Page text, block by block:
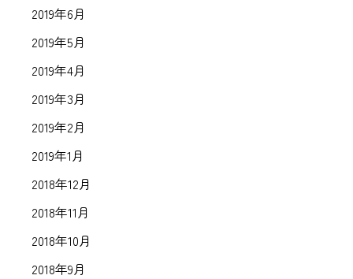
2019年6月
2019年5月
2019年4月
2019年3月
2019年2月
2019年1月
2018年12月
2018年11月
2018年10月
2018年9月